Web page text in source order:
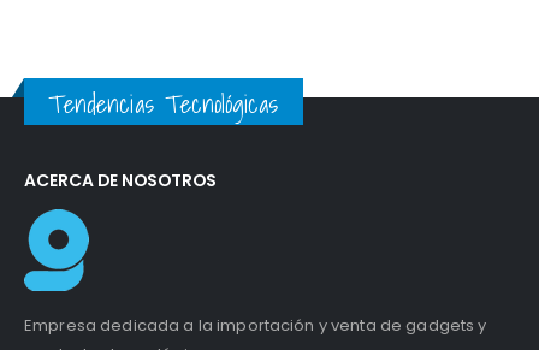
Tendencias Tecnológicas
ACERCA DE NOSOTROS
Empresa dedicada a la importación y venta de gadgets y